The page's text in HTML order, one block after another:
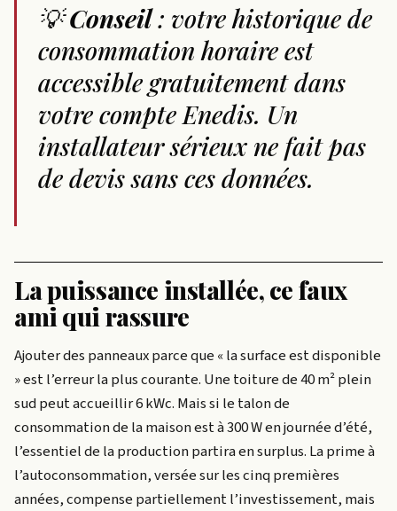
💡Conseil: votre historique de
consommation horaire est
accessible gratuitement dans
votre compte Enedis. Un
installateur sérieux ne fait pas
de devis sans ces données.
La puissance installée, ce faux
ami qui rassure
Ajouter des panneaux parce que « la surface est disponible
» est l’erreur la plus courante. Une toiture de 40 m² plein
sud peut accueillir 6 kWc. Mais si le talon de
consommation de la maison est à 300 W en journée d’été,
l’essentiel de la production partira en surplus. La prime à
l’autoconsommation, versée sur les cinq premières
années, compense partiellement l’investissement, mais